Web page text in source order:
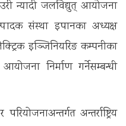
न्यादी जलविद्युत् आयोजना
संस्था इपानका अध्यक्ष
इञ्जिनियरिङ कम्पनीका
निर्माण गर्नेसम्बन्धी
अन्तर्राष्ट्रिय